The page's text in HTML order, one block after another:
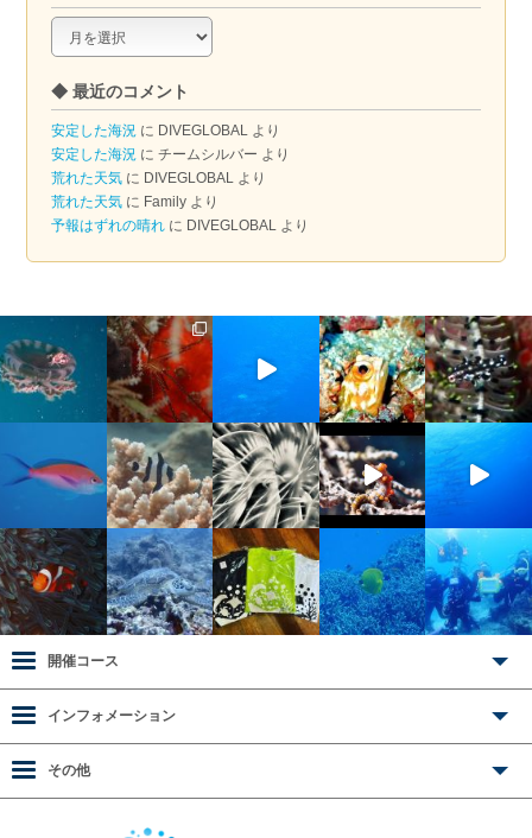
◆
ア
カ
イ
ブ
◆ 最近のコメント
安定した海況 に DIVEGLOBAL より
安定した海況 にチームシルバー より
荒れた天気 に DIVEGLOBAL より
荒れた天気 に Family より
予報はずれの晴れ に DIVEGLOBAL より
開催コース
インフォメーション
その他